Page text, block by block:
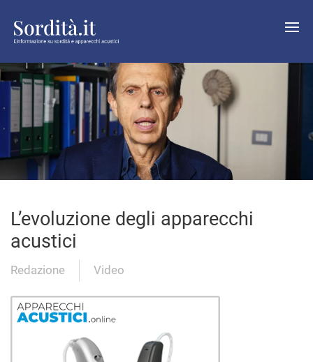
L’evoluzione degli apparecchi
acustici
Redazione Video